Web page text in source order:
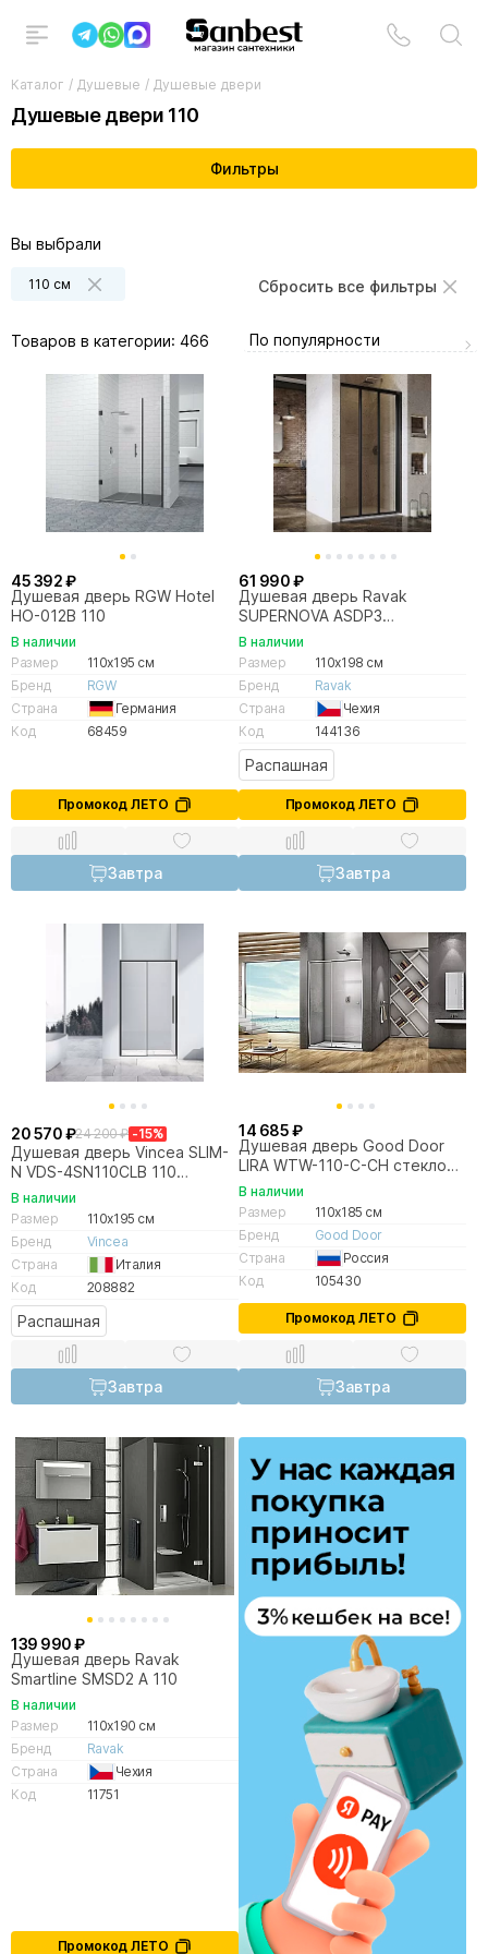
Каталог / Душевые / Душевые двери
Душевые двери 110
Фильтры
Вы выбрали
110 см Сбросить все фильтры
Товаров в категории: 466 По популярности
45 392 ₽
Душевая дверь RGW Hotel
HO-012B 110
В наличии
Размер
110x195 см
Бренд
RGW
Страна
Германия
Код
68459
Промокод ЛЕТО
Завтра
61 990 ₽
Душевая дверь Ravak
SUPERNOVA ASDP3
00VD03R2Z1 110x198
черный/Transparent
В наличии
Размер
110x198 см
Бренд
Ravak
Страна
Чехия
Код
144136
Распашная
Промокод ЛЕТО
Завтра
20 570 ₽24 200 ₽ -15%
Душевая дверь Vincea SLIM-
N VDS-4SN110CLB 110
черный/прозрачная
В наличии
Размер
110x195 см
Бренд
Vincea
Страна
Италия
Код
208882
Распашная
Завтра
14 685 ₽
Душевая дверь Good Door
LIRA WTW-110-C-CH стекло
прозрачное/профиль хром
В наличии
Размер
110x185 см
Бренд
Good Door
Страна
Россия
Код
105430
Промокод ЛЕТО
Завтра
139 990 ₽
Душевая дверь Ravak
Smartline SMSD2 А 110
В наличии
Размер
110x190 см
Бренд
Ravak
Страна
Чехия
Код
11751
Промокод ЛЕТО